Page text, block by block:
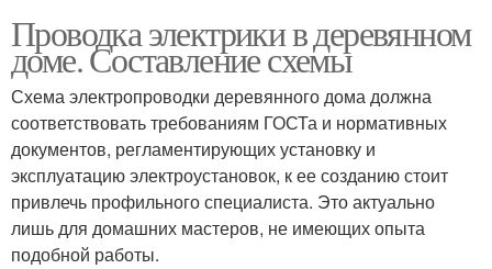
Проводка электрики в деревянном
доме. Составление схемы
Схема электропроводки деревянного дома должна
соответствовать требованиям ГОСТа и нормативных
документов, регламентирующих установку и
эксплуатацию электроустановок, к ее созданию стоит
привлечь профильного специалиста. Это актуально
лишь для домашних мастеров, не имеющих опыта
подобной работы.